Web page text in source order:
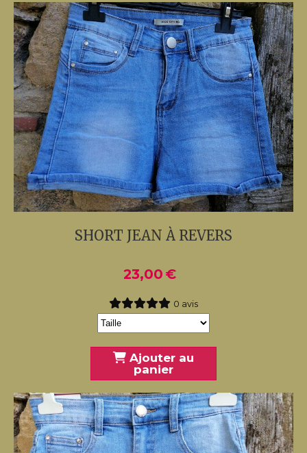
SHORT JEAN À REVERS
23,00 €
0 avis
Ajouter au
panier